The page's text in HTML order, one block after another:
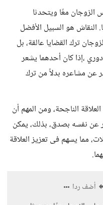
الزوجان معًا ويتحدثا
النقاش هو السبيل الأفضل
ترك القضايا عالقة، بل
،إذا كان أحدهما يشعر
عن مشاعره بدلاً من ترك
الناجحة، ومن المهم أن
عن نفسه بصدق، بذلك، يمكن
مما يسهم فى تعزيز العلاقة
أضف ردا